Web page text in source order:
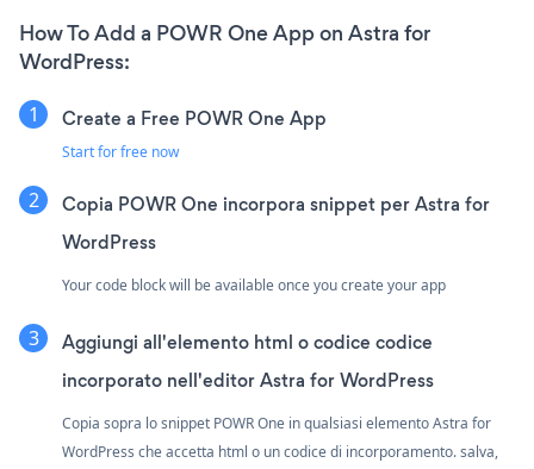
How To Add a POWR One App on Astra for
WordPress:
Create a Free POWR One App
Start for free now
Copia POWR One incorpora snippet per Astra for
WordPress
Your code block will be available once you create your app
Aggiungi all'elemento html o codice codice
incorporato nell'editor Astra for WordPress
Copia sopra lo snippet POWR One in qualsiasi elemento Astra for
WordPress che accetta html o un codice di incorporamento. salva,